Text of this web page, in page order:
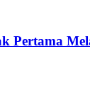
Pertama